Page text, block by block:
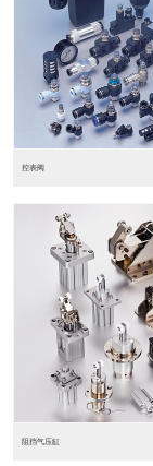
东莞松下PLC
松下人机界面DP10...